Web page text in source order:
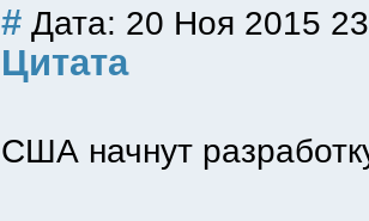
# Дата: 20 Ноя 2015
Цитата
США начнут